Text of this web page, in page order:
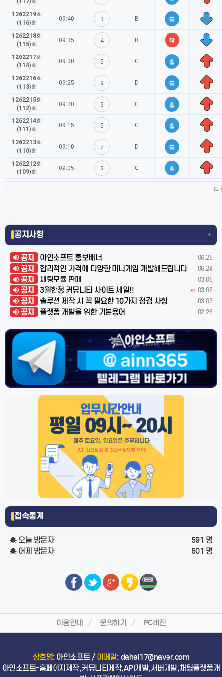
공지사항 +
06.25
공지 아인소프트 홍보배너
06.24
공지 합리적인 가격에 다양한 미니게임 개발해드립니다
03.06
공지 채팅모듈 판매
+1 03.06
공지 3월한정 커뮤니티 사이트 세일!!
03.03
공지 솔루션 제작 시 꼭 필요한 10가지 점검 사항
02.26
공지 플랫폼 개발을 위한 기본용어
접속통계
오늘 방문자
591 명
어제 방문자
601 명
이용안내 문의하기 PC버전
상호명: 아인소프트 / 이메일: dahei17@naver.com
아인소프트-홈페이지제작,커뮤니티제작,API개발,서버개발,채팅플랫폼개